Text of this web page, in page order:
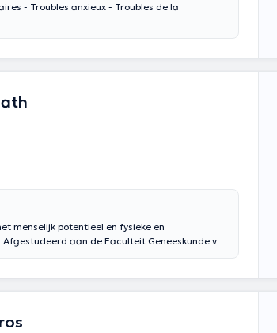
- Troubles anxieux - Troubles de la
menselijk potentieel en fysieke en
aan de Faculteit Geneeskunde van